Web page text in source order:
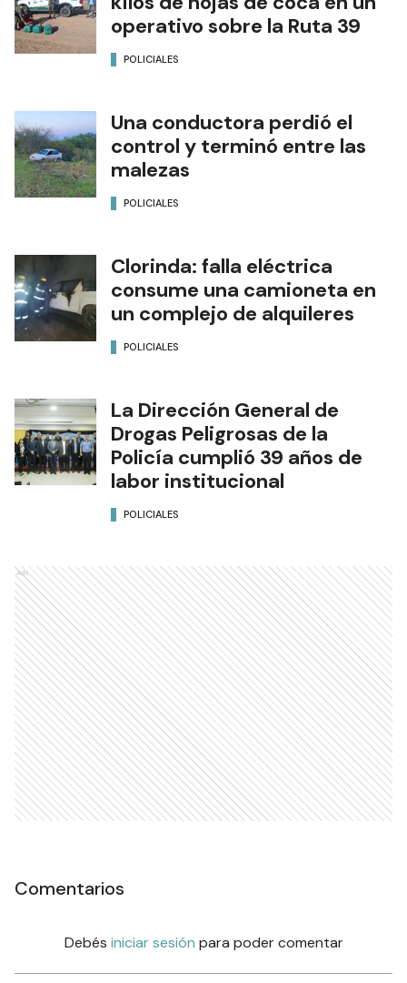
operativo sobre la Ruta 39
POLICIALES
Una conductora perdió el
control y terminó entre las
malezas
POLICIALES
Clorinda: falla eléctrica
consume una camioneta en
un complejo de alquileres
POLICIALES
La Dirección General de
Drogas Peligrosas de la
Policía cumplió 39 años de
labor institucional
POLICIALES
Ads
Comentarios
Debés iniciar sesión para poder comentar